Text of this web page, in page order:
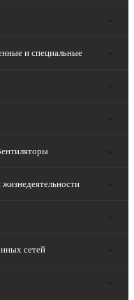
и специальные
сетей